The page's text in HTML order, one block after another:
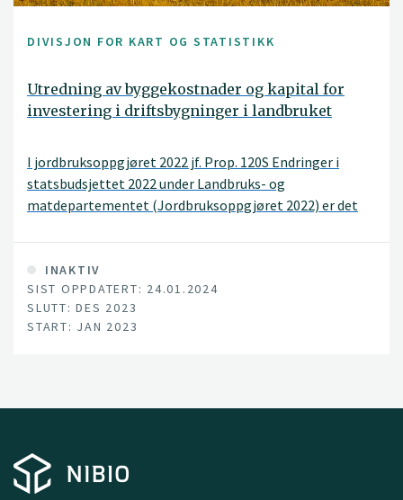
DIVISJON FOR KART OG STATISTIKK
Utredning av byggekostnader og kapital for
investering i driftsbygninger i landbruket
I jordbruksoppgjøret 2022 jf. Prop. 120S Endringer i
statsbudsjettet 2022 under Landbruks- og
matdepartementet (Jordbruksoppgjøret 2022) er det
geografiske variasjoner i byggekostnader ved bygging av
landbruksbygg, samt samspillet mellom privat og
offentlig investeringskapital i forbindelse med
investeringene som foretas i jordbruket.
INAKTIV
SIST OPPDATERT: 24.01.2024
SLUTT: DES 2023
START: JAN 2023